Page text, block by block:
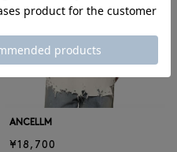
ANCELLM
¥18,700